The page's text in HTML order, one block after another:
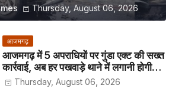
Thursday, August 06, 2026
आजमगढ़
आजमगढ़ में 5 अपराधियों पर गुंडा एक्ट की सख्त
कार्रवाई, अब हर पखवाड़े थाने में लगानी होगी
हाजिरीThursday, August 06, 2026